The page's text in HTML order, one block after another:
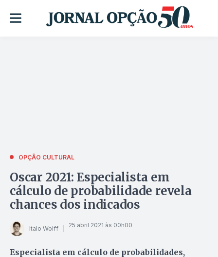
OPÇÃO CULTURAL
Oscar 2021: Especialista em
cálculo de probabilidade revela
chances dos indicados
Italo Wolff 25 abril 2021 às 00h00
Especialista em cálculo de probabilidades,